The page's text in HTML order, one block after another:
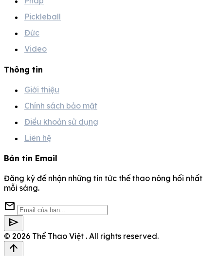
Pickleball
Đức
Video
Thông tin
Giới thiệu
Chính sách bảo mật
Điều khoản sử dụng
Liên hệ
Bản tin Email
Đăng ký để nhận những tin tức thể thao nóng hổi nhất
mỗi sáng.
mail
send
© 2026 Thể Thao Việt . All rights reserved.
arrow_upward